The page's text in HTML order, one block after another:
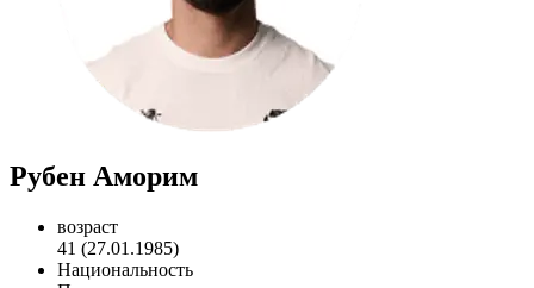
Рубен Аморим
возраст
41 (27.01.1985)
Национальность